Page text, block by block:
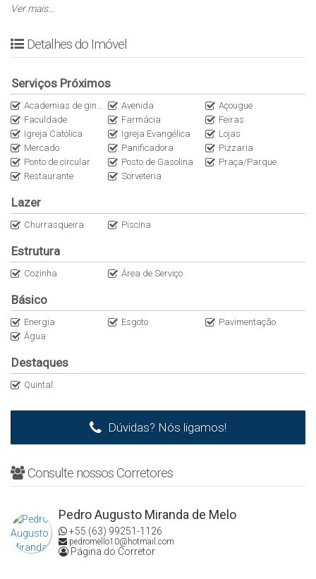
✅ Depósito
✅ Lavabo externo
✅ Piscina
DIFERENCIAIS E ÁREA DE LAZER
✅ Acabamento classe A
✅ Iluminação em LED
✅ Jardinagem
✅ Imóvel moderno e acolhedor
TAMANHOS
✅ Área do terreno: 210m²
LOCALIZAÇÃO
CONTATO
☎ Para mais detalhes entrar em contato:
Creci/TO J2913
Ver mais...
Detalhes do Imóvel
Serviços Próximos
Academias de ginástica Avenida
Açougue
Faculdade
Farmácia
Feiras
Igreja Católica
Igreja Evangélica
Lojas
Mercado
Panificadora
Pizzaria
Ponto de circular
Posto de Gasolina
Praça/Parque
Restaurante
Sorveteria
Lazer
Churrasqueira Piscina
Estrutura
Cozinha Área de Serviço
Básico
Energia Esgoto
Pavimentação
Água
Destaques
Quintal
Dúvidas? Nós ligamos!
Consulte nossos Corretores
Pedro Augusto Miranda de Melo
+55 (63) 99251-1126
pedromello10@hotmail.com
Página do Corretor